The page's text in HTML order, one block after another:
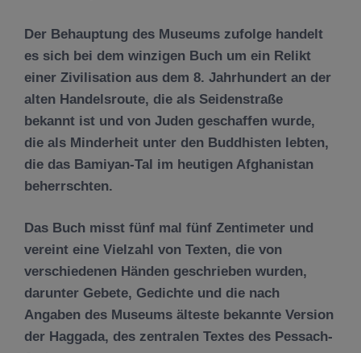
Der Behauptung des Museums zufolge handelt
es sich bei dem winzigen Buch um ein Relikt
einer Zivilisation aus dem 8. Jahrhundert an der
alten Handelsroute, die als Seidenstraße
bekannt ist und von Juden geschaffen wurde,
die als Minderheit unter den Buddhisten lebten,
die das Bamiyan-Tal im heutigen Afghanistan
beherrschten.
Das Buch misst fünf mal fünf Zentimeter und
vereint eine Vielzahl von Texten, die von
verschiedenen Händen geschrieben wurden,
darunter Gebete, Gedichte und die nach
Angaben des Museums älteste bekannte Version
der Haggada, des zentralen Textes des Pessach-